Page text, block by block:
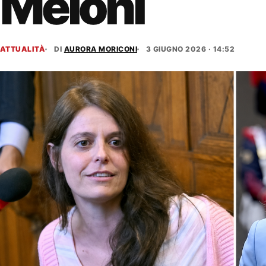
ATTUALITÀ DI AURORA MORICONI 3 GIUGNO 2026 · 14:52